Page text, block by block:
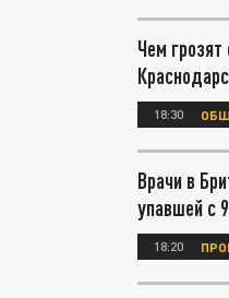
Чем
18:30
Врачи в
упавшей с
18:20